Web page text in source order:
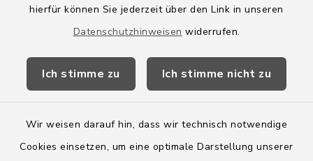
hierfür können Sie jederzeit über den Link in unseren
Datenschutzhinweisen widerrufen.
Ich stimme zu Ich stimme nicht zu
Wir weisen darauf hin, dass wir technisch notwendige
Cookies einsetzen, um eine optimale Darstellung unserer
Amtsbroschüre
Wege-Zweckverband